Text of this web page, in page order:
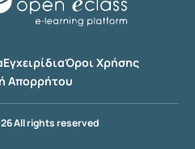
ΕγχειρίδιαΌροι Χρήσης
Απορρήτου
All rights reserved